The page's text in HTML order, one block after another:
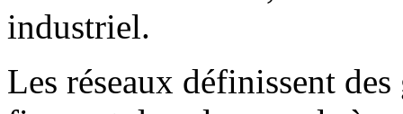
industriel.
Les réseaux définissent